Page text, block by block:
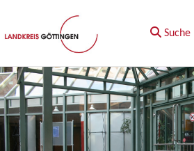
Zum Hauptinhalt springen
Suche